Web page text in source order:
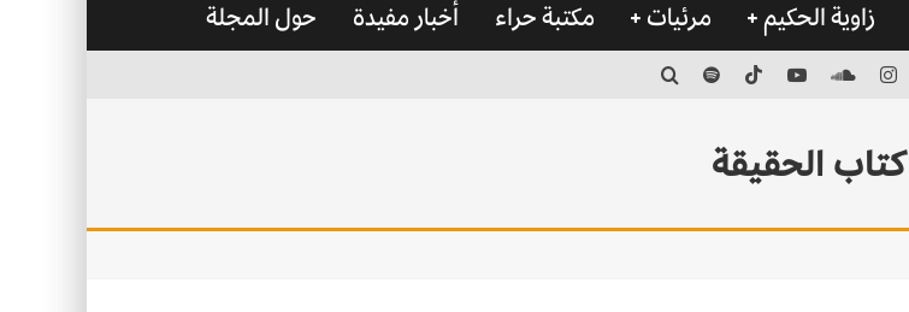
زاوية الحكيم مرئيات مكتبة حراء أخبار مفيدة حول المجلة
كتاب الحقيقة